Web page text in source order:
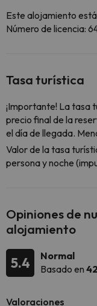
Este alojamiento
Número de licencia:
Tasa turística
¡Importante! La tasa
precio final de la
el día de llegada.
Valor de la tasa
persona y noche
Opiniones de
alojamiento
5.4
Normal
Basado en